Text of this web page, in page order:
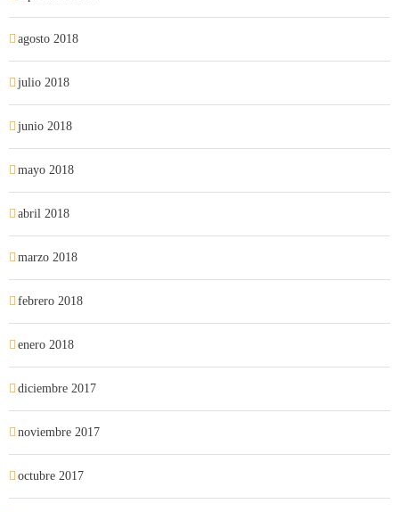
agosto 2018
julio 2018
junio 2018
mayo 2018
abril 2018
marzo 2018
febrero 2018
enero 2018
diciembre 2017
noviembre 2017
octubre 2017